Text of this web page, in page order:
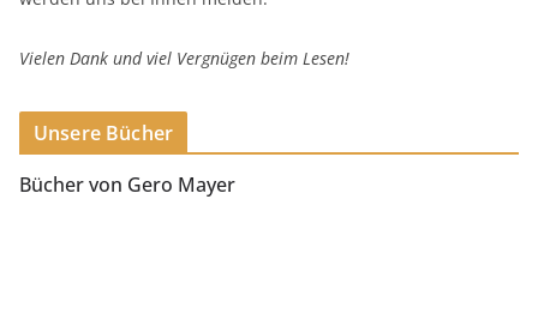
Vielen Dank und viel Vergnügen beim Lesen!
Unsere Bücher
Bücher von Gero Mayer